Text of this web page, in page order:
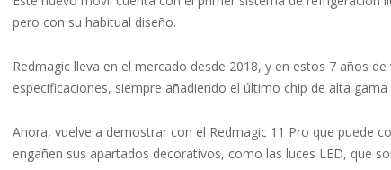
pero con su habitual diseño.
Redmagic lleva en el mercado desde 2018, y en estos 7 años
especificaciones, siempre añadiendo el último chip de alta gama
Ahora, vuelve a demostrar con el Redmagic 11 Pro que puede
engañen sus apartados decorativos, como las luces LED, que